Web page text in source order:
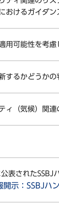
おけるガイダン
用可能性を考
するかどうかの
ィ（気候）関
表されたSSBJ
開示：SSBJハ